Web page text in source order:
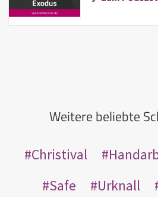
Weitere beliebte
Christival
Safe
Urknall